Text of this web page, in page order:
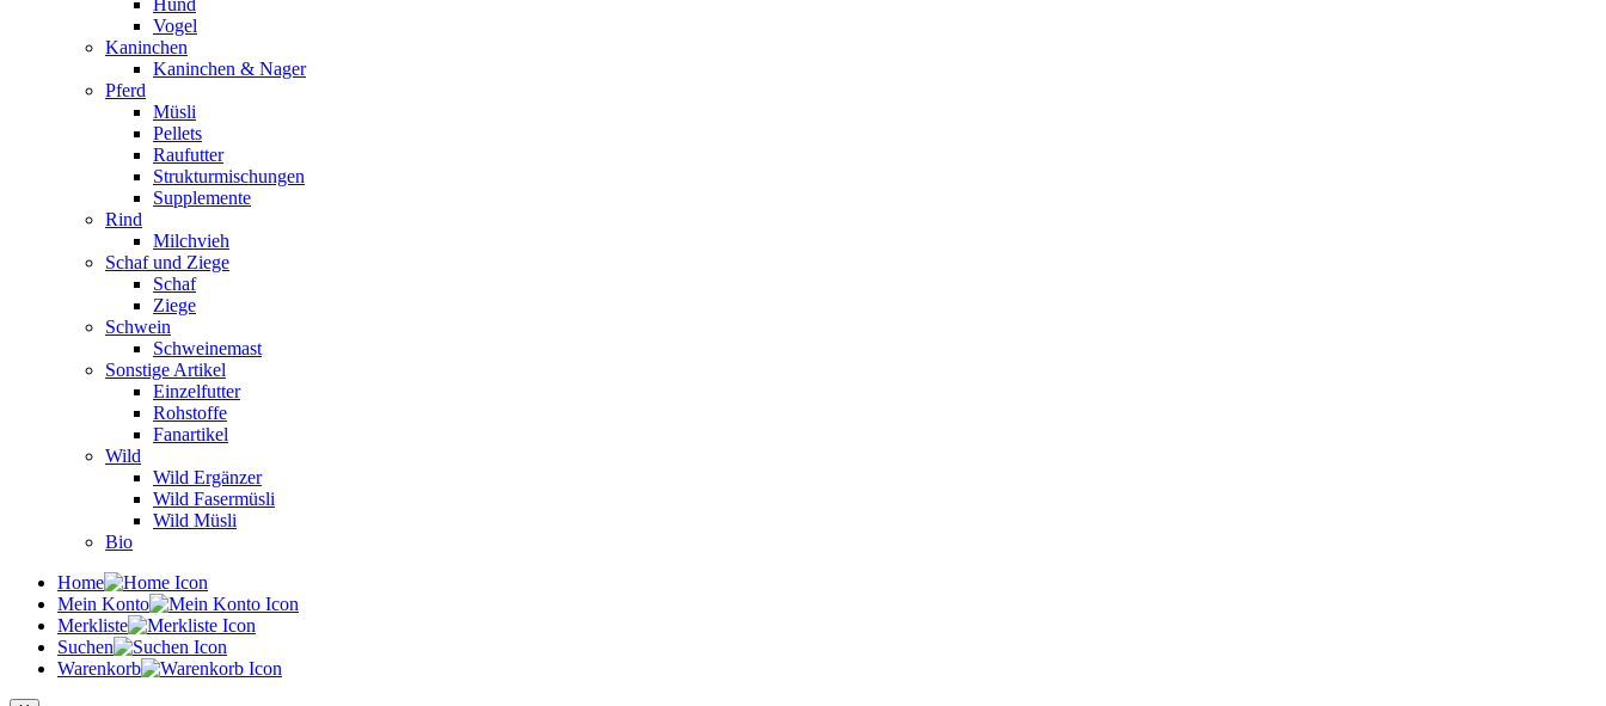
Hund
Vogel
Kaninchen
Kaninchen & Nager
Pferd
Müsli
Pellets
Raufutter
Strukturmischungen
Supplemente
Rind
Milchvieh
Schaf und Ziege
Schaf
Ziege
Schwein
Schweinemast
Sonstige Artikel
Einzelfutter
Rohstoffe
Fanartikel
Wild
Wild Ergänzer
Wild Fasermüsli
Wild Müsli
Bio
Home
Mein Konto
Merkliste
Suchen
Warenkorb